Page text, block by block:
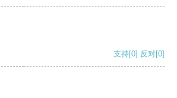
支持[0] 反对[0]